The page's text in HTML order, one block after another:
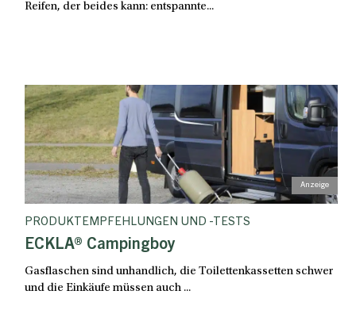
Reifen, der beides kann: entspannte...
PRODUKTEMPFEHLUNGEN UND -TESTS
ECKLA® Campingboy
Gasflaschen sind unhandlich, die Toilettenkassetten schwer
und die Einkäufe müssen auch ...